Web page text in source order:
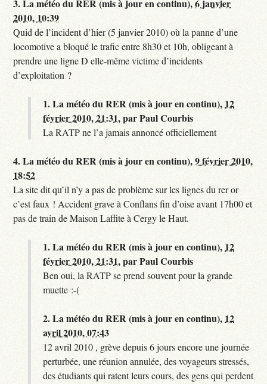
3.La météo du RER (mis à jour en continu),6 janvier
2010, 10:39
Quid de l’incident d’hier (5 janvier 2010) où la panne d’une
locomotive a bloqué le trafic entre 8h30 et 10h, obligeant à
prendre une ligne D elle-même victime d’incidents
d’exploitation ?
1.La météo du RER (mis à jour en continu), 12
février 2010, 21:31,parPaul Courbis
La RATP ne l’a jamais annoncé officiellement
4.La météo du RER (mis à jour en continu),9 février 2010,
18:52
La site dit qu’il n’y a pas de problème sur les lignes du rer or
c’est faux ! Accident grave à Conflans fin d’oise avant 17h00 et
pas de train de Maison Laffite à Cergy le Haut.
1.La météo du RER (mis à jour en continu), 12
février 2010, 21:31,parPaul Courbis
Ben oui, la RATP se prend souvent pour la grande
muette :-(
2.La météo du RER (mis à jour en continu), 12
avril 2010, 07:43
12 avril 2010 , grève depuis 6 jours encore une journée
perturbée, une réunion annulée, des voyageurs stressés,
des étudiants qui ratent leurs cours, des gens qui perdent